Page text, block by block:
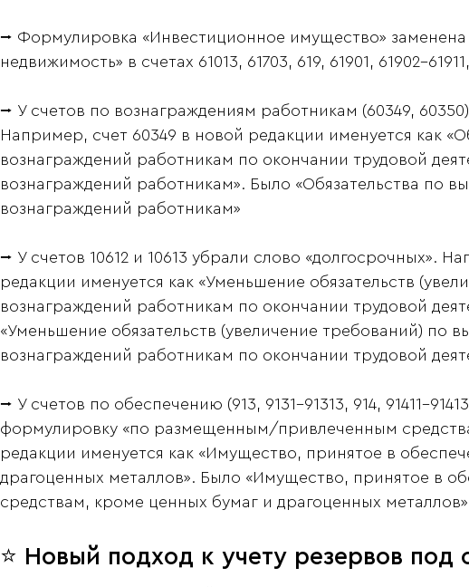
⭢ Формулировка «Инвестиционное имущество» заменена
недвижимость» в счетах 61013, 61703, 619, 61901,
⭢ У счетов по вознаграждениям работникам (60349,
Например, счет 60349 в новой редакции именуется как
вознаграждений работникам по окончании трудовой
вознаграждений работникам». Было «Обязательства по
вознаграждений работникам»
⭢ У счетов 10612 и 10613 убрали слово «долгосрочных».
редакции именуется как «Уменьшение обязательств
вознаграждений работникам по окончании трудовой
«Уменьшение обязательств (увеличение требований) по
вознаграждений работникам по окончании трудовой
⭢ У счетов по обеспечению (913, 9131-91313, 914,
формулировку «по размещенным/привлеченным
редакции именуется как «Имущество, принятое в
драгоценных металлов». Было «Имущество, принятое в
средствам, кроме ценных бумаг и драгоценных
⭐ Новый подход к учету резервов под